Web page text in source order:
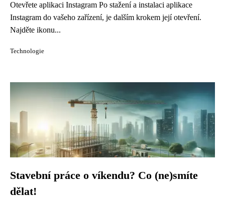
Otevřete aplikaci Instagram Po stažení a instalaci aplikace
Instagram do vašeho zařízení, je dalším krokem její otevření.
Najděte ikonu...
Technologie
Stavební práce o víkendu? Co (ne)smíte
dělat!